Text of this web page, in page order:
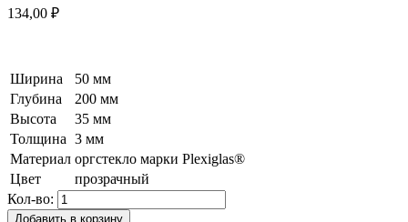
134,00 ₽
Ширина
50 мм
Глубина
200 мм
Высота
35 мм
Толщина 3 мм
Материал оргстекло марки Plexiglas®
Цвет
прозрачный
Кол-во:
Добавить в корзину